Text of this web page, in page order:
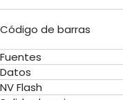
Código de barras
Fuentes
Datos
NV Flash